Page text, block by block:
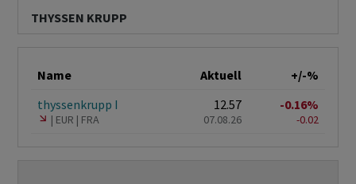
THYSSEN KRUPP
Name Aktuell
+/-%
thyssenkrupp I
EUR FRA
12.57
07.08.26
-0.16%
-0.02